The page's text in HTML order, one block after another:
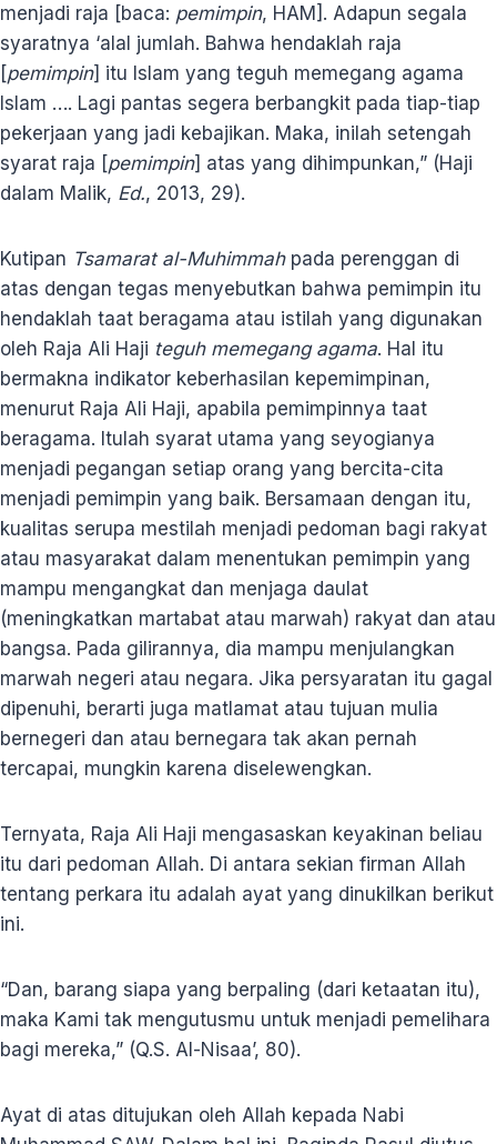
menjadi raja [baca: pemimpin, HAM]. Adapun segala
syaratnya ‘alal jumlah. Bahwa hendaklah raja
[pemimpin] itu Islam yang teguh memegang agama
Islam …. Lagi pantas segera berbangkit pada tiap-tiap
pekerjaan yang jadi kebajikan. Maka, inilah setengah
syarat raja [pemimpin] atas yang dihimpunkan,” (Haji
dalam Malik, Ed., 2013, 29).
Kutipan Tsamarat al-Muhimmahpada perenggan di
atas dengan tegas menyebutkan bahwa pemimpin itu
hendaklah taat beragama atau istilah yang digunakan
oleh Raja Ali Haji teguh memegang agama. Hal itu
bermakna indikator keberhasilan kepemimpinan,
menurut Raja Ali Haji, apabila pemimpinnya taat
beragama. Itulah syarat utama yang seyogianya
menjadi pegangan setiap orang yang bercita-cita
menjadi pemimpin yang baik. Bersamaan dengan itu,
kualitas serupa mestilah menjadi pedoman bagi rakyat
atau masyarakat dalam menentukan pemimpin yang
mampu mengangkat dan menjaga daulat
(meningkatkan martabat atau marwah) rakyat dan atau
bangsa. Pada gilirannya, dia mampu menjulangkan
marwah negeri atau negara. Jika persyaratan itu gagal
dipenuhi, berarti juga matlamat atau tujuan mulia
bernegeri dan atau bernegara tak akan pernah
tercapai, mungkin karena diselewengkan.
Ternyata, Raja Ali Haji mengasaskan keyakinan beliau
itu dari pedoman Allah. Di antara sekian firman Allah
tentang perkara itu adalah ayat yang dinukilkan berikut
ini.
“Dan, barang siapa yang berpaling (dari ketaatan itu),
maka Kami tak mengutusmu untuk menjadi pemelihara
bagi mereka,” (Q.S. Al-Nisaa’, 80).
Ayat di atas ditujukan oleh Allah kepada Nabi